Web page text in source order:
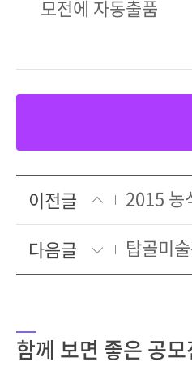
모전에 자동출품
이전글
2015 농
다음글
탑골미
함께 보면 좋은 공